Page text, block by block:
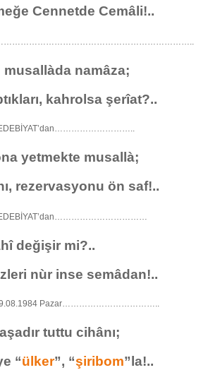
Cennetde Cemâli!..
namâza;
kahrolsa şerîat?..
EDEBİYAT’dan………………………..
yetmekte musallà;
rezervasyonu ön saf!..
EDEBİYAT’dan……………………………
değişir mi?..
nùr inse semâdan!..
Pazar……………………………..
tuttu cihânı;
“ülker”, “şiribom”la!..